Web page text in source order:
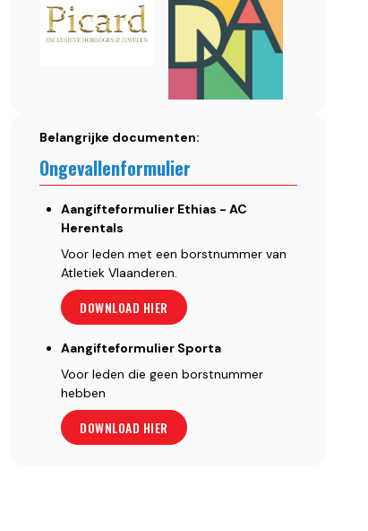
Belangrijke documenten:
Ongevallenformulier
Aangifteformulier Ethias - AC
Herentals
Voor leden met een borstnummer van
Atletiek Vlaanderen.
DOWNLOAD HIER
Aangifteformulier Sporta
Voor leden die geen borstnummer
hebben
DOWNLOAD HIER